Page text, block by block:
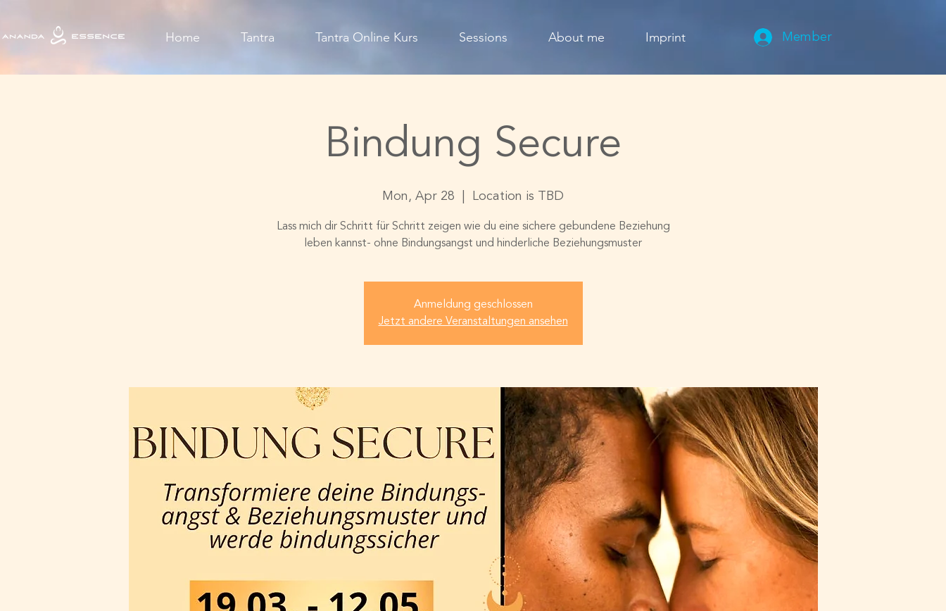
Home Tantra Tantra Online Kurs Sessions About me Imprint Member
Bindung Secure
Mon, Apr 28 Location is TBD
Lass mich dir Schritt für Schritt zeigen wie du eine sichere gebundene Beziehung
leben kannst- ohne Bindungsangst und hinderliche Beziehungsmuster
Anmeldung geschlossen
Jetzt andere Veranstaltungen ansehen